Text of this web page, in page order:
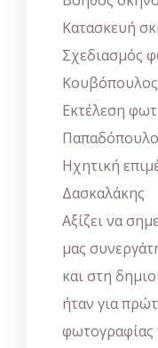
Κατασκευή
Σχεδιασμός
Κουβόπουλος
Εκτέλεση
Ηχητική
Δασκαλάκης
Αξίζει να
μας
και στη
ήταν για
φωτογραφίας